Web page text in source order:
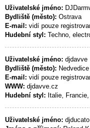
Uživatelské jméno:
Bydliště (město): Ostrava
E-mail: vidí pouze
Hudební styl: Techno,
Uživatelské jméno: djdavve
Bydliště (město): Nedvedice
E-mail: vidí pouze
WWW: djdavve.cz
Hudební styl: Italie,
Uživatelské jméno: djducato